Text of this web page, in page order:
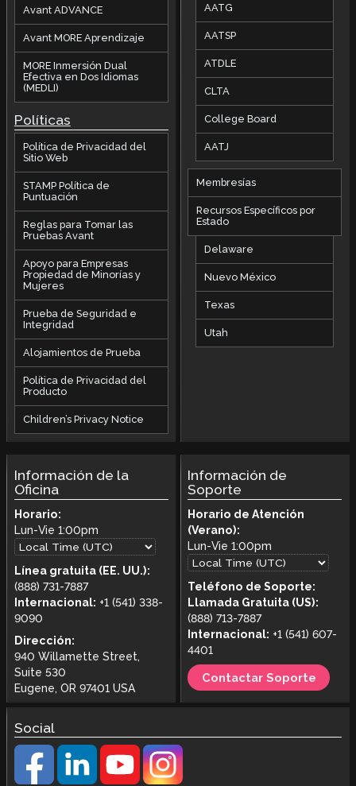
Avant ADVANCE
Avant MORE Aprendizaje
MORE Inmersión Dual
Efectiva en Dos Idiomas
(MEDLI)
Políticas
Política de Privacidad del
Sitio Web
STAMP Política de
Puntuación
Reglas para Tomar las
Pruebas Avant
Apoyo para Empresas
Propiedad de Minorías y
Mujeres
Prueba de Seguridad e
Integridad
Alojamientos de Prueba
Política de Privacidad del
Producto
Children’s Privacy Notice
AATG
AATSP
ATDLE
CLTA
College Board
AATJ
Membresías
Recursos Específicos por
Estado
Delaware
Nuevo México
Texas
Utah
Información de la
Oficina
Horario:
Lun-Vie 1:00pm
Línea gratuita (EE. UU.):
(888) 731-7887
Internacional: +1 (541) 338-
9090
Dirección:
940 Willamette Street,
Suite 530
Eugene, OR 97401 USA
Información de
Soporte
Horario de Atención
(Verano):
Lun-Vie1:00pm
Teléfono de Soporte:
Llamada Gratuita (US):
(888) 713-7887
Internacional: +1 (541) 607-
4401
Contactar Soporte
Social